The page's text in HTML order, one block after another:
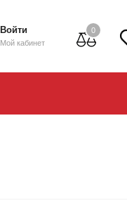
0
Войти
Мой кабинет